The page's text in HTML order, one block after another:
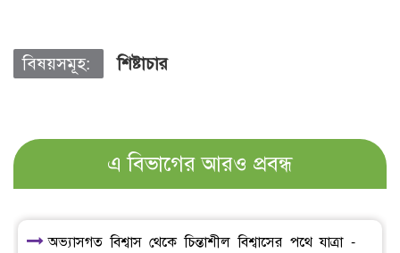
বিষয়সমূহ: শিষ্টাচার
এ বিভাগের আরও প্রবন্ধ
অভ্যাসগত বিশ্বাস থেকে চিন্তাশীল বিশ্বাসের পথে যাত্রা -